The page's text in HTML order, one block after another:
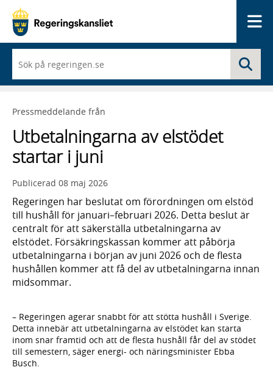
du
börjar
skriva
framträder
lista
med
sökförslag
Pressmeddelande från
Utbetalningarna av elstödet
startar i juni
Publicerad 08 maj 2026
Regeringen har beslutat om förordningen om elstöd
till hushåll för januari–februari 2026. Detta beslut är
centralt för att säkerställa utbetalningarna av
elstödet. Försäkringskassan kommer att påbörja
utbetalningarna i början av juni 2026 och de flesta
hushållen kommer att få del av utbetalningarna innan
midsommar.
– Regeringen agerar snabbt för att stötta hushåll i Sverige.
Detta innebär att utbetalningarna av elstödet kan starta
inom snar framtid och att de flesta hushåll får del av stödet
till semestern, säger energi- och näringsminister Ebba
Busch.